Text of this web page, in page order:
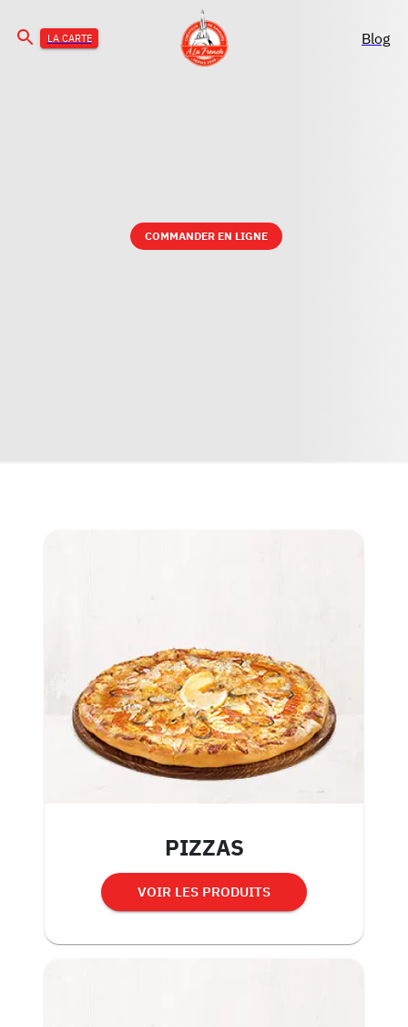
LA CARTE Blog
COMMANDER EN LIGNE
PIZZAS
VOIR LES PRODUITS